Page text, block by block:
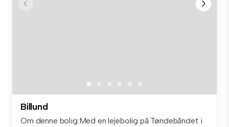
Billund
Om denne bolig:Med en lejebolig på Tøndebåndet i